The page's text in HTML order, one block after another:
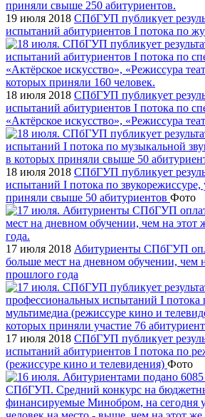
19 июля 2018 СПбГУП публикует
испытаний абитуриентов I потока по
18 июля 2018 СПбГУП публикует
испытаний абитуриентов I потока по
«Актёрское искусство», «Режиссура
18 июля 2018 СПбГУП публикует
испытаний I потока по звукорежиссуре,
приняли свыше 50 абитуриентов Фото
17 июля 2018 Абитуриенты СПбГУП
больше мест на дневном обучении, чем
прошлого года
17 июля 2018 СПбГУП публикует
испытаний абитуриентов I потока по
(режиссуре кино и телевидения) Фото